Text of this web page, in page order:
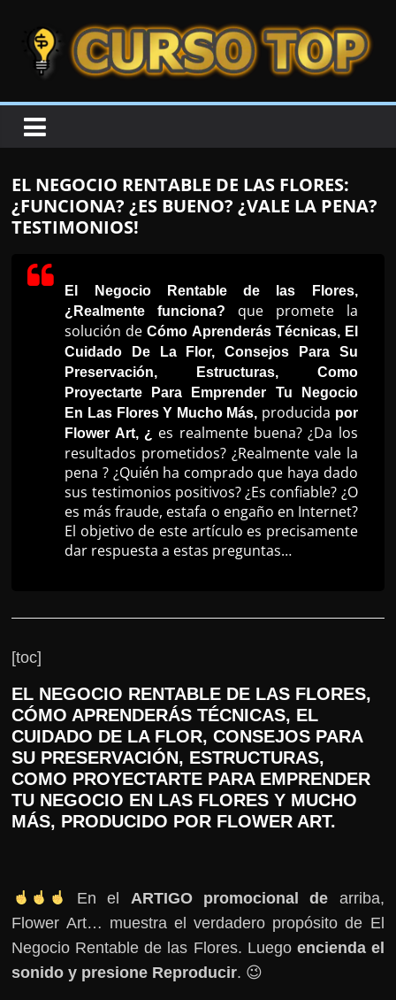
CURSOTOP
s
e
l
b
EL NEGOCIO RENTABLE DE LAS FLORES:
¿FUNCIONA? ¿ES BUENO? ¿VALE LA PENA?
TESTIMONIOS!
El Negocio Rentable de las Flores,
¿Realmente funciona? que promete la
solución deCómo Aprenderás Técnicas, El
Cuidado De La Flor, Consejos Para Su
Preservación, Estructuras, Como
Proyectarte Para Emprender Tu Negocio
En Las Flores Y Mucho Más, producida por
Flower Art, ¿ es realmente buena? ¿Da los
resultados prometidos? ¿Realmente vale la
pena ? ¿Quién ha comprado que haya dado
sus testimonios positivos? ¿Es confiable? ¿O
es más fraude, estafa o engaño en Internet?
El objetivo de este artículo es precisamente
dar respuesta a estas preguntas…
[toc]
EL NEGOCIO RENTABLE DE LAS FLORES,
CÓMO APRENDERÁS TÉCNICAS, EL
CUIDADO DE LA FLOR, CONSEJOS PARA
SU PRESERVACIÓN, ESTRUCTURAS,
COMO PROYECTARTE PARA EMPRENDER
TU NEGOCIO EN LAS FLORES Y MUCHO
MÁS, PRODUCIDO POR FLOWER ART.
En el ARTIGO promocional de arriba,
Flower Art… muestra el verdadero propósito de El
Negocio Rentable de las Flores. Luego encienda el
sonido y presione Reproducir. 😉